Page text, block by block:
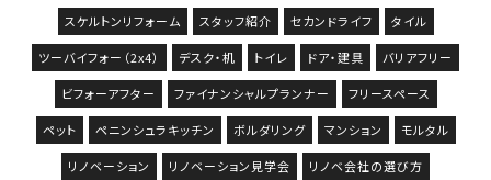
スケルトンリフォーム スタッフ紹介 セカンドライフ タイル
ツーバイフォー（2x4） デスク・机 トイレ ドア・建具 バリアフリー
ビフォーアフター ファイナンシャルプランナー フリースペース
ペット ペニンシュラキッチン ボルダリング マンション モルタル
リノベーション リノベーション見学会 リノベ会社の選び方